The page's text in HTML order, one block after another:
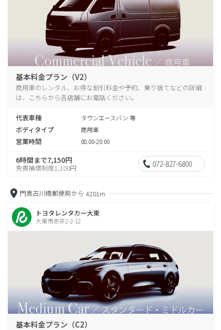
基本料金プラン（V2）
商用車のレンタル、お得な割引料金や予約、乗り捨てなどの詳細
は、こちらから各店舗にお電話ください。
代表車種 タウンエースバン 等
ボディタイプ 商用車
営業時間 08:00-20:00
6時間まで7,150円
免責補償制度1,100円 072-827-6800
門真古川橋郵便局から 4201m
トヨタレンタカー大東
大東市赤井2-2-12
基本料金プラン（C2）